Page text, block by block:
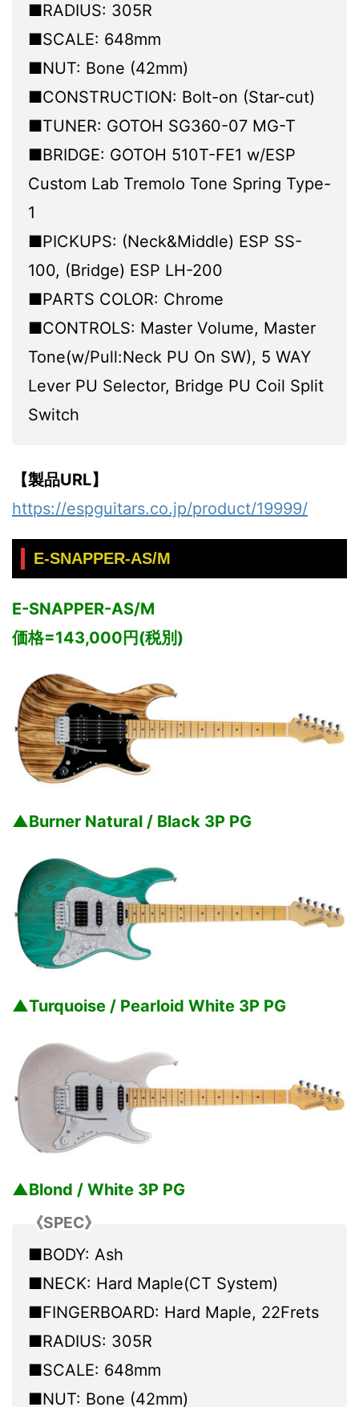
■RADIUS: 305R
■SCALE: 648mm
■NUT: Bone (42mm)
■CONSTRUCTION: Bolt-on (Star-cut)
■TUNER: GOTOH SG360-07 MG-T
■BRIDGE: GOTOH 510T-FE1 w/ESP
Custom Lab Tremolo Tone Spring Type-
1
■PICKUPS: (Neck&Middle) ESP SS-
100, (Bridge) ESP LH-200
■PARTS COLOR: Chrome
■CONTROLS: Master Volume, Master
Tone(w/Pull:Neck PU On SW), 5 WAY
Lever PU Selector, Bridge PU Coil Split
Switch
【製品URL】
https://espguitars.co.jp/product/19999/
E-SNAPPER-AS/M
E-SNAPPER-AS/M
価格=143,000円(税別)
▲Burner Natural / Black 3P PG
▲Turquoise / Pearloid White 3P PG
▲Blond / White 3P PG
《SPEC》
■BODY: Ash
■NECK: Hard Maple(CT System)
■FINGERBOARD: Hard Maple, 22Frets
■RADIUS: 305R
■SCALE: 648mm
■NUT: Bone (42mm)